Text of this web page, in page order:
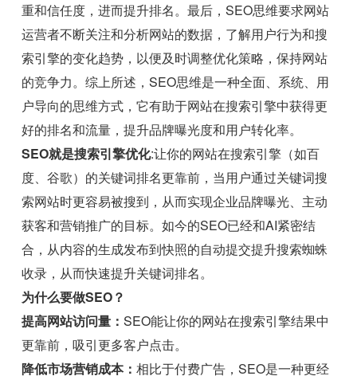
重和信任度，进而提升排名。最后，SEO思维要求网站
运营者不断关注和分析网站的数据，了解用户行为和搜
索引擎的变化趋势，以便及时调整优化策略，保持网站
的竞争力。综上所述，SEO思维是一种全面、系统、用
户导向的思维方式，它有助于网站在搜索引擎中获得更
好的排名和流量，提升品牌曝光度和用户转化率。
SEO就是搜索引擎优化:让你的网站在搜索引擎（如百
度、谷歌）的关键词排名更靠前，当用户通过关键词搜
索网站时更容易被搜到，从而实现企业品牌曝光、主动
获客和营销推广的目标。如今的SEO已经和AI紧密结
合，从内容的生成发布到快照的自动提交提升搜索蜘蛛
收录，从而快速提升关键词排名。
为什么要做SEO？
提高网站访问量：SEO能让你的网站在搜索引擎结果中
更靠前，吸引更多客户点击。
降低市场营销成本：相比于付费广告，SEO是一种更经